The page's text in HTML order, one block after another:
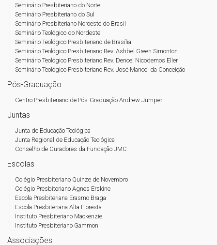
Seminário Presbiteriano do Norte
Seminário Presbiteriano do Sul
Seminário Presbiteriano Noroeste do Brasil
Seminário Teológico do Nordeste
Seminário Teológico Presbiteriano de Brasília
Seminário Teológico Presbiteriano Rev. Ashbel Green Simonton
Seminário Teológico Presbiteriano Rev. Denoel Nicodemos Eller
Seminário Teológico Presbiteriano Rev. José Manoel da Conceição
Pós-Graduação
Centro Presbiteriano de Pós-Graduação Andrew Jumper
Juntas
Junta de Educação Teológica
Junta Regional de Educação Teológica
Conselho de Curadores da Fundação JMC
Escolas
Colégio Presbiteriano Quinze de Novembro
Colégio Presbiteriano Agnes Erskine
Escola Presbiteriana Erasmo Braga
Escola Presbiteriana Alta Floresta
Instituto Presbiteriano Mackenzie
Instituto Presbiteriano Gammon
Associações